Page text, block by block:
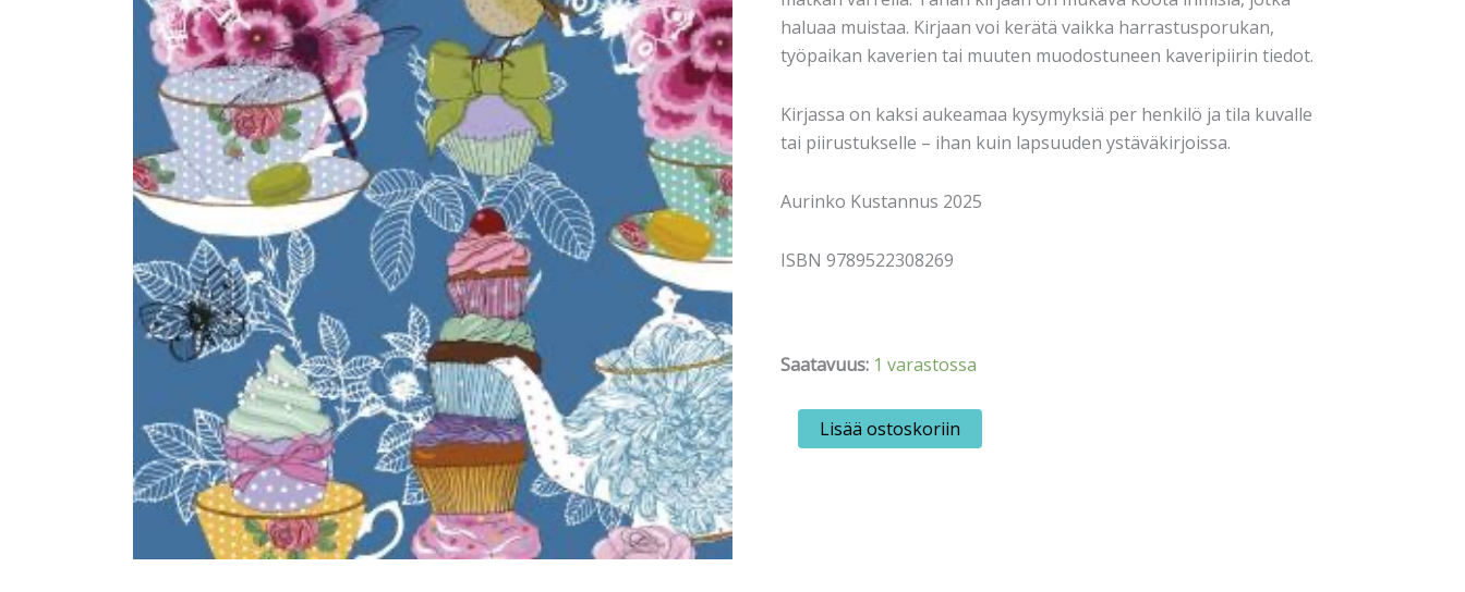
haluaa muistaa. Kirjaan voi kerätä vaikka harrastusporukan,
työpaikan kaverien tai muuten muodostuneen kaveripiirin tiedot.
Kirjassa on kaksi aukeamaa kysymyksiä per henkilö ja tila kuvalle
tai piirustukselle – ihan kuin lapsuuden ystäväkirjoissa.
Aurinko Kustannus 2025
ISBN 9789522308269
Saatavuus: 1 varastossa
Varpu,
Maarit:Lisää ostoskoriin